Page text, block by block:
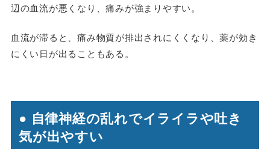
辺の血流が悪くなり、痛みが強まりやすい。
血流が滞ると、痛み物質が排出されにくくなり、薬が効き
にくい日が出ることもある。
● 自律神経の乱れでイライラや吐き
気が出やすい